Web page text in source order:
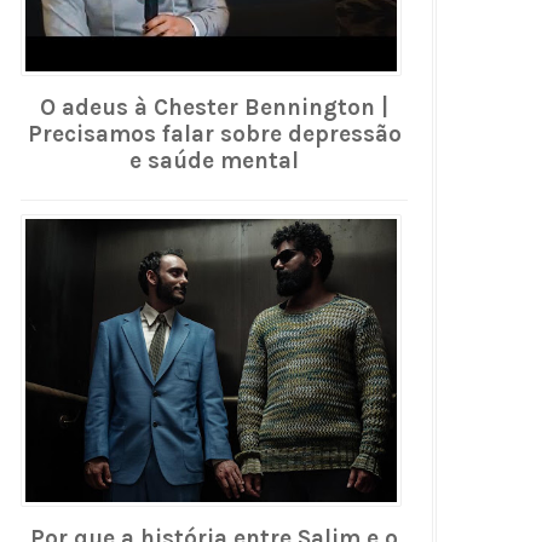
O adeus à Chester Bennington |
Precisamos falar sobre depressão
e saúde mental